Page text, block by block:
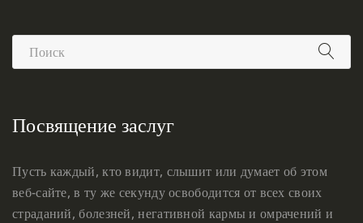
Посвящение заслуг
Пусть каждый, кто видит, слышит или думает об этом
веб-сайте, в ту же секунду освободится от всех своих
страданий, болезней, негативной кармы и омрачений и